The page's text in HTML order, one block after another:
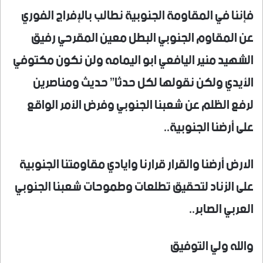
فإننا في المقاومة الجنوبية نطالب بالإفراج الفوري
عن المقاوم الجنوبي البطل معين المقرحي رفيق
الشهيد منير اليافعي ابو اليمامه ولن نكون مكتوفي
الأيدي ولكن نقولها لكل حدثا” حديث ومناصرين
لرفع الظلم عن شعبنا الجنوبي وفرض الأمر الواقع
على أرضنا الجنوبية..
الارض أرضنا والقرار قرارنا وايادي مقاومتنا الجنوبية
على الزناد لتحقيق تطلعات وطموحات شعبنا الجنوبي
العربي الصابر..
والله ولي التوفيق